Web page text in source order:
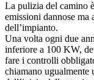
La pulizia del camino
emissioni dannose ma
dell’impianto.
Una volta ogni due
inferiore a 100 KW,
fare i controlli
chiamano ugualmente